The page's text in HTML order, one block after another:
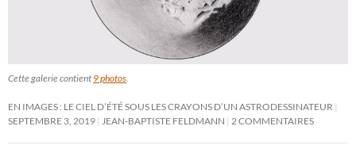
Cette galerie contient 9 photos
EN IMAGES : LE CIEL D’ÉTÉ SOUS LES CRAYONS D’UN ASTRODESSINATEUR
SEPTEMBRE 3, 2019
JEAN-BAPTISTE FELDMANN 2 COMMENTAIRES